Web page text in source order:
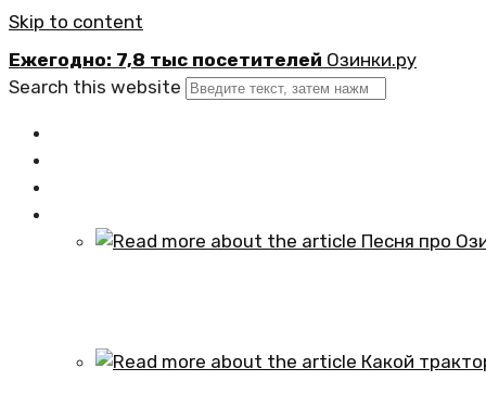
Skip to content
Ежегодно: 7,8 тыс посетителей Озинки.ру
Search this website